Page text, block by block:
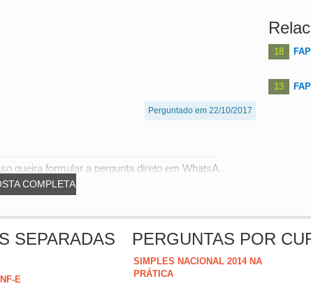
Perguntado em 22/10/2017
COMPLETA
queira formular a pergunta direto em WhatsA...
18
13
SEPARADAS
NF-E
PERGUNTAS POR
SIMPLES NACIONAL 2014 NA
PRÁTICA